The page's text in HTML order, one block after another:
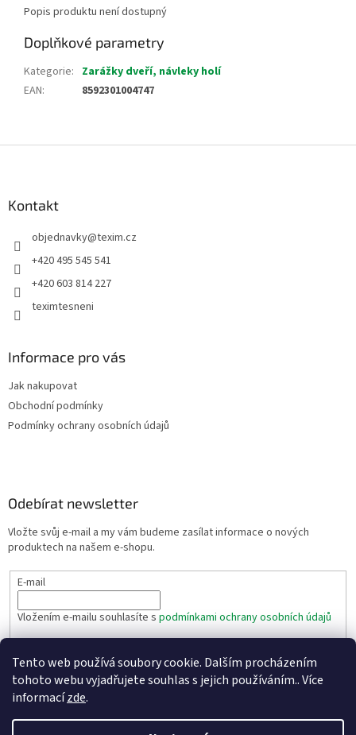
Tento web používá soubory cookie. Dalším procházením
tohoto webu vyjadřujete souhlas s jejich používáním.. Více
informacízde.
Popis produktu není dostupný
Doplňkové parametry
Kategorie: Zarážky dveří, návleky holí
EAN: 8592301004747
Kontakt
objednavky@texim.cz
+420 495 545 541
+420 603 814 227
teximtesneni
Informace pro vás
Jak nakupovat
Obchodní podmínky
Podmínky ochrany osobních údajů
Odebírat newsletter
Vložte svůj e-mail a my vám budeme zasílat informace o nových
produktech na našem e-shopu.
E-mail
Vložením e-mailu souhlasíte s podmínkami ochrany osobních údajů
PŘIHLÁSIT SE
Vytvořil Shoptet